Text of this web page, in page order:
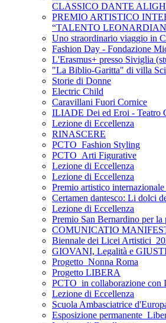
CLASSICO DANTE
PREMIO ARTISTICO
“TALENTO
Uno straordinario viaggio in
Fashion Day - Fondazione
L'Erasmus+ presso Siviglia
"La Biblio-Garitta" di villa
Storie di Donne
Electric Child
Caravillani Fuori Cornice
ILIADE Dei ed Eroi - Teatro
Lezione di Eccellenza
RINASCERE
PCTO_Fashion Styling
PCTO_Arti Figurative
Lezione di Eccellenza
Lezione di Eccellenza
Premio artistico
Certamen dantesco: Li dolci
Lezione di Eccellenza
Premio San Bernardino per la
COMUNICATIO
Biennale dei Licei
GIOVANI, Legalità e
Progetto_Nonna Roma
Progetto LIBERA
PCTO_in collaborazione con
Lezione di Eccellenza
Scuola Ambasciatrice
Esposizione